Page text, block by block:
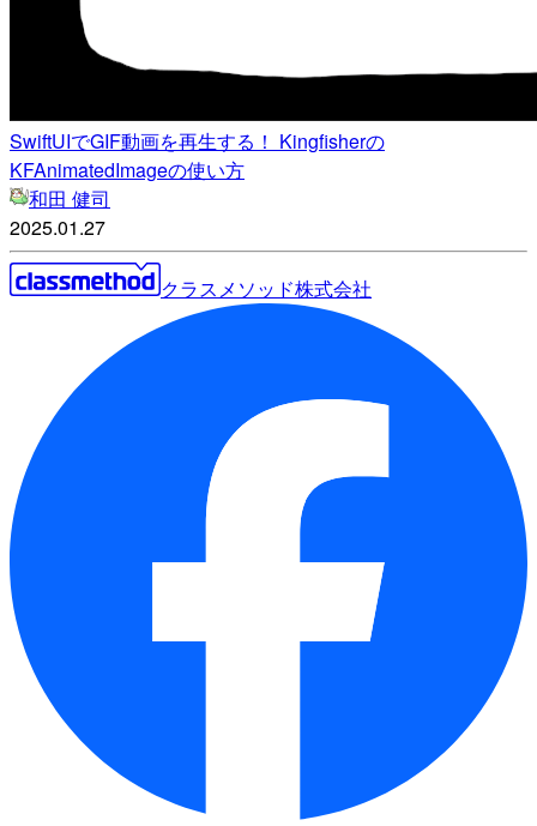
SwiftUIでGIF動画を再生する！ Kingfisherの
KFAnimatedImageの使い方
和田 健司
2025.01.27
クラスメソッド株式会社